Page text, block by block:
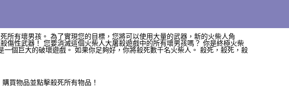
所有壞男孩。 為了實現您的目標，您將可以使用大量的武器，新的火柴人角
傷性武器！ 您要消滅這個火柴人大屠殺遊戲中的所有壞男孩嗎？ 你是終極火柴
一個巨大的破壞遊戲。 如果你足夠好，你將殺死數千名火柴人。 殺死，殺死，殺
買物品並點擊殺死所有物品！